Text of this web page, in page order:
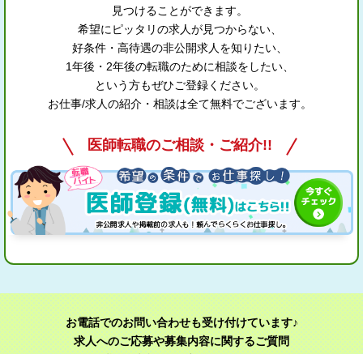
見つけることができます。
希望にピッタリの求人が見つからない、
好条件・高待遇の非公開求人を知りたい、
1年後・2年後の転職のために相談をしたい、
という方もぜひご登録ください。
お仕事/求人の紹介・相談は全て無料でございます。
医師転職のご相談・ご紹介!!
お電話でのお問い合わせも受け付けています♪
求人へのご応募や募集内容に関するご質問